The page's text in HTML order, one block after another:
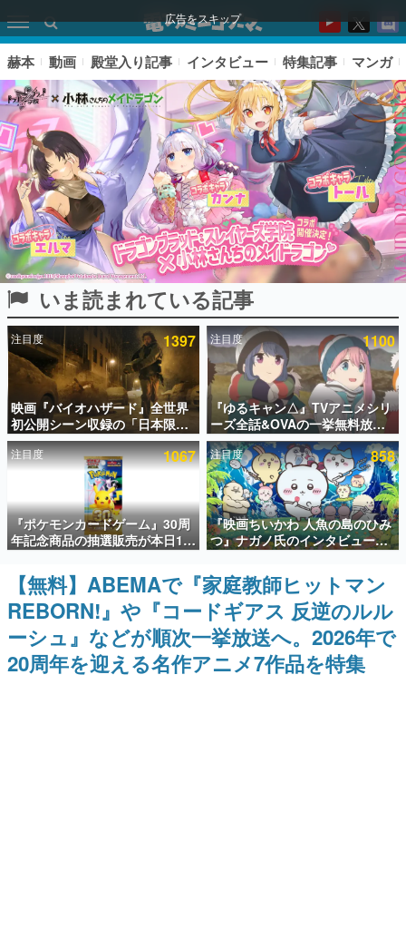
広告をスキップ
ピックアップ
電ファミのいま読まれている記事ランキング
アプリセール情報
インタビュー
連載・特集一覧
殿堂入り記事
SNS拡散数が数千以上！ ページビュー数万以上！ などな
ど。多くの人々に読まれた、電ファミ渾身の“殿堂入り”記
事をまとめました。
ゲームの企画書
名作ゲームクリエイターの方々に製作時のエピソードをお
聞きし、ヒットする企画（ゲーム）とは何か？を探ってい
きます。
赫本
この物語を解いてはいけない。『赫本』は、〈試験問題〉
赫本 動画 殿堂入り記事 インタビュー 特集記事 マンガ
いま読まれている記事
注目度 1397
映画『バイオハザード』全世界
初公開シーン収録の「日本限
定」予告映像が解禁。バイオの
日（8月10日）にあわせて、
「ラクーンシティ総合病院」へ
行く配達人の姿が披露
注目度 1100
『ゆるキャン△』TVアニメシリ
ーズ全話&OVAの一挙無料放送
がABEMAで開催決定。8月11日
「山の日」の午前0時から実施
注目度 1067
『ポケモンカードゲーム』30周
年記念商品の抽選販売が本日12
時より開始。拡張パック「30th
CELEBRATION」のボックス
に、「プレミアムデッキセット
エーフィ・ブラッキー」
「FUTURISTIC BOX」の計3商
品
注目度 858
『映画ちいかわ 人魚の島のひみ
つ』ナガノ氏のインタビューが
解禁。もしまた映画をやれるな
ら「島二郎とオデが取っ組み合
いの喧嘩をする話」にしたいと
回答
【無料】ABEMAで『家庭教師ヒットマン
REBORN!』や『コードギアス 反逆のルル
ーシュ』などが順次一挙放送へ。2026年で
20周年を迎える名作アニメ7作品を特集